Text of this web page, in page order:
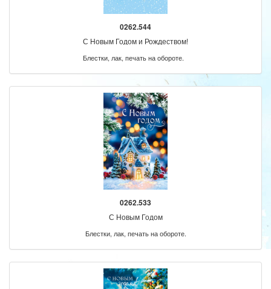
0262.544
С Новым Годом и Рождеством!
Блестки, лак, печать на обороте.
0262.533
С Новым Годом
Блестки, лак, печать на обороте.